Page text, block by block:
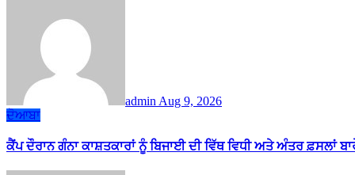
admin Aug 9, 2026
ਦੋਆਬਾ
ਕੈਂਪ ਦੌਰਾਨ ਗੰਨਾ ਕਾਸ਼ਤਕਾਰਾਂ ਨੂੰ ਬਿਜਾਈ ਦੀ ਵਿੱਥ ਵਿਧੀ ਅਤੇ ਅੰਤਰ ਫ਼ਸਲਾਂ